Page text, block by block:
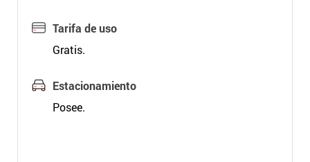
Tarifa de uso
Gratis.
Estacionamiento
Posee.